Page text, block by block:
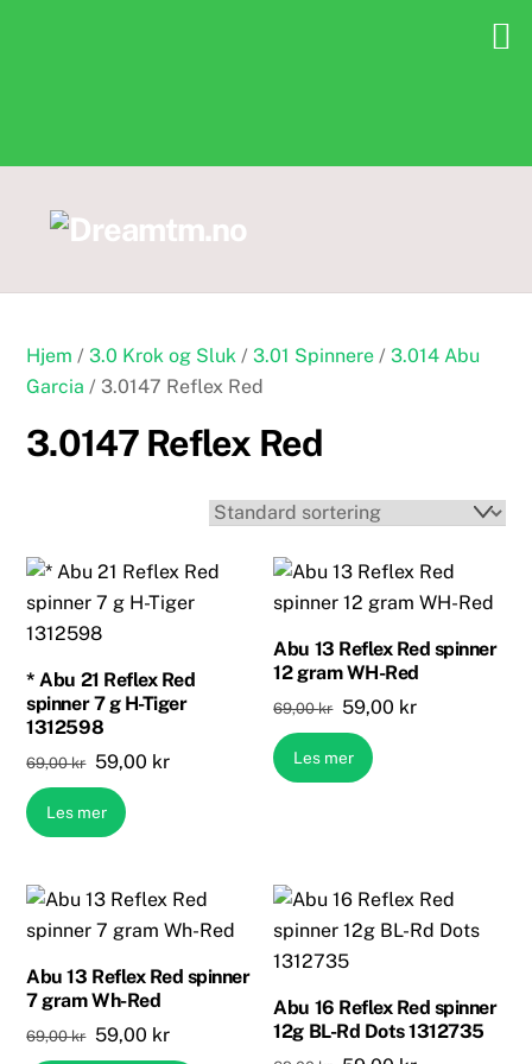
Hjem / 3.0 Krok og Sluk / 3.01 Spinnere / 3.014 Abu
Garcia / 3.0147 Reflex Red
3.0147 Reflex Red
* Abu 21 Reflex Red
spinner 7 g H-Tiger
1312598
69,00kr Opprinnelig
pris
var:
59,00 krNåværende
Les mer
Abu 13 Reflex Red spinner
12 gram WH-Red
69,00kr Opprinnelig
pris
var:
59,00 krNåværende
Les mer
Abu 13 Reflex Red spinner
7 gram Wh-Red
69,00kr Opprinnelig
59,00 krNåværende
Abu 16 Reflex Red spinner
12g BL-Rd Dots 1312735